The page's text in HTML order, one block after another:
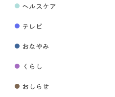
ヘルスケア
テレビ
おなやみ
くらし
おしらせ